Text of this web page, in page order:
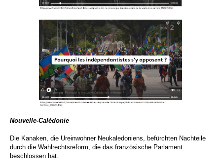
Nouvelle-Calédonie
Die Kanaken, die Ureinwohner Neukaledoniens, befürchten Nachteile
durch die Wahlrechtsreform, die das französische Parlament
beschlossen hat.